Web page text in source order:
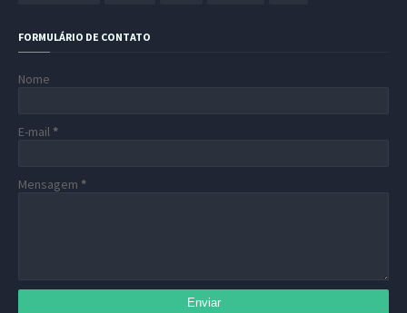
FORMULÁRIO DE CONTATO
Nome
E-mail *
Mensagem *